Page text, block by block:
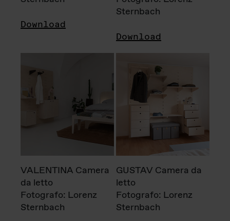
Download
Sternbach
Download
VALENTINA Camera
da letto
Fotografo: Lorenz
Sternbach
GUSTAV Camera da
letto
Fotografo: Lorenz
Sternbach